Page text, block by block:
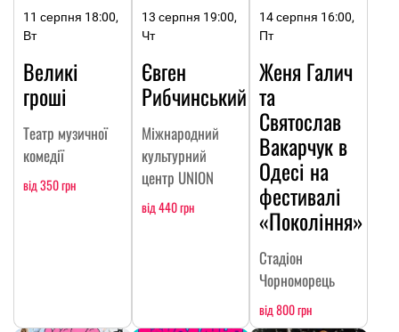
11 серпня 18:00,
Вт
Великі
гроші
Театр музичної
комедії
від 350 грн
13 серпня 19:00,
Чт
Євген
Рибчинський
Міжнародний
культурний
центр UNION
від 440 грн
14 серпня 16:00,
Пт
Женя Галич
та
Святослав
Вакарчук в
Одесі на
фестивалі
«Покоління»
Стадіон
Чорноморець
від 800 грн